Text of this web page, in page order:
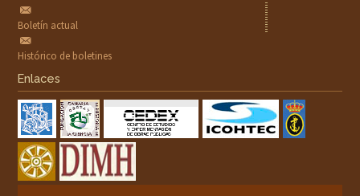
Boletín actual
Histórico de boletines
Enlaces